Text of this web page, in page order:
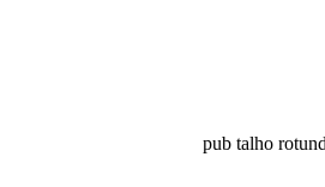
pub talho